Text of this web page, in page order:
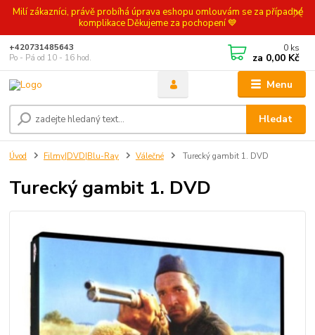
Milí zákazníci, právě probíhá úprava eshopu omlouvám se za případné
komplikace Děkujeme za pochopení 💙
Menu
Hledat
+420731485643
Po - Pá od 10 - 16 hod.
0 ks
za 0,00 Kč
Úvod Filmy|DVD|Blu-Ray Válečné Turecký gambit 1. DVD
Turecký gambit 1. DVD